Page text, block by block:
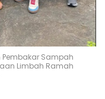
Pembakar Sampah
Limbah Ramah